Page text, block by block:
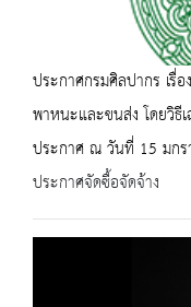
ประกาศกรมศิลปากร เรื่
พาหนะและขนส่ง โดยวิธี
ประกาศ ณ วันที่ 15 มก
ประกาศจัดซื้อจัดจ้าง